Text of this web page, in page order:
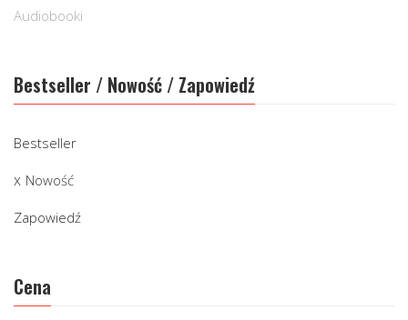
Audiobooki
Bestseller / Nowość / Zapowiedź
Bestseller
Nowość
Zapowiedź
Cena